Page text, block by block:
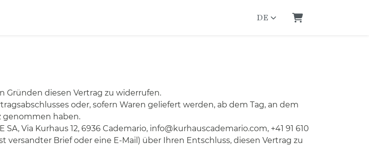
DE
Warenkorb
Gründen diesen Vertrag zu widerrufen.
oder, sofern Waren geliefert werden, ab dem Tag, an dem
genommen haben.
Via Kurhaus 12, 6936 Cademario, info@kurhauscademario.com, +41 91 610
versandter Brief oder eine E-Mail) über Ihren Entschluss, diesen Vertrag zu